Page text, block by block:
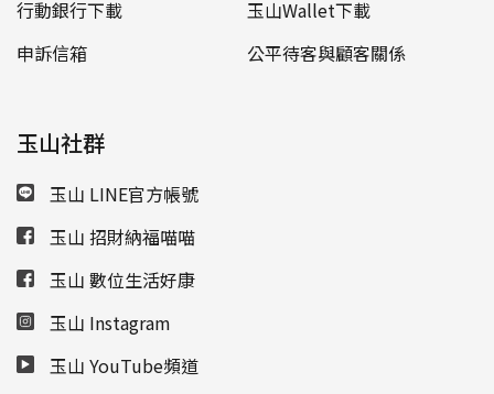
行動銀行下載
玉山Wallet下載
申訴信箱
公平待客與顧客關係
玉山社群
玉山 LINE官方帳號
玉山 招財納福喵喵
玉山 數位生活好康
玉山 Instagram
玉山 YouTube頻道